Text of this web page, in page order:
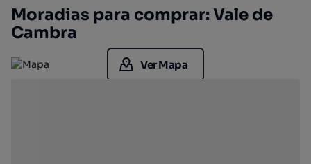
Moradias para comprar: Vale de
Cambra
Ver Mapa